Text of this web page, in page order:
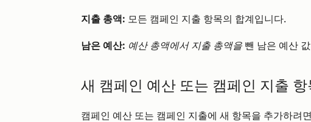
지출 총액: 모든 캠페인 지출 항목의 합계입니다.
남은 예산: 예산 총액에서 지출 총액을 뺀 남은 예산
새 캠페인 예산 또는 캠페인 지출
캠페인 예산 또는 캠페인 지출에 새 항목을 추가하려